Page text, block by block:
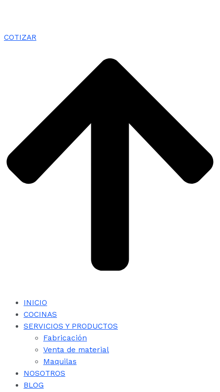
COTIZAR
INICIO
COCINAS
SERVICIOS Y PRODUCTOS
Fabricación
Venta de material
Maquilas
NOSOTROS
BLOG